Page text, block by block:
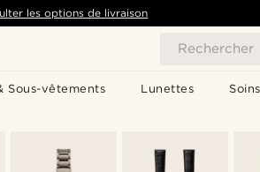
Rechercher
Sous-vêtements Lunettes
les options de livraison